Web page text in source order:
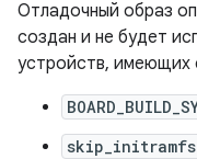
Отладочный образ
создан и не будет
устройств,
skip_initramfs